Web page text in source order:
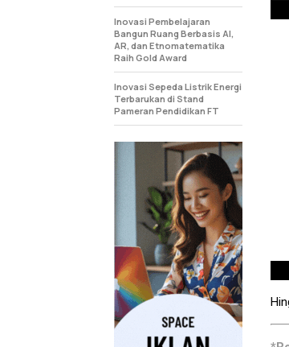
Inovasi Pembelajaran
Bangun Ruang Berbasis AI,
AR, dan Etnomatematika
Raih Gold Award
Inovasi Sepeda Listrik Energi
Terbarukan di Stand
Pameran Pendidikan FT